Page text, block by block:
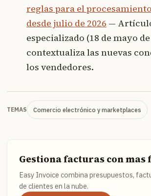
reglas para el
desde julio de 2026 —
especializado (18 de mayo
contextualiza las nuevas
los vendedores.
TEMAS Comercio electrónico y marketplaces
Gestiona facturas con
Easy Invoice combina presupuestos,
de clientes en la nube.